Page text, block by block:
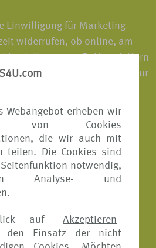
Webangebot erheben wir
von Cookies
die wir auch mit
teilen. Die Cookies sind
notwendig,
Analyse- und
auf
Akzeptieren
den Einsatz der nicht
Einwilligung für Marketing-
widerrufen, ob online, am
von z. B. Newslettern
mit der Antwort STOP zur
Marketing-SMS oder
(z. B. per E-Mail an
können Ihre Einwilligung
Möchten Sie keine
bestimmten Kanal (z. B.
können Sie uns dies ebenso
für sämtliche erteilten
Auch einer
zur Marketing-
der TUI Group